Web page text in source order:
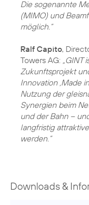
Die sogenannte
(MIMO) und
möglich.“
Ralf Capito,
Towers AG:
Zukunftsprojekt
Innovation ‚Made
Nutzung der
Synergien beim
und der Bahn –
langfristig
werden.“
Downloads &